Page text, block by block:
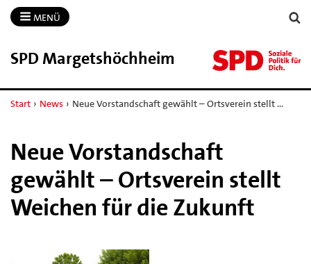
MENÜ
SPD Margetshöchheim
Start › News › Neue Vorstandschaft gewählt – Ortsverein stellt …
Neue Vorstandschaft
gewählt – Ortsverein stellt
Weichen für die Zukunft